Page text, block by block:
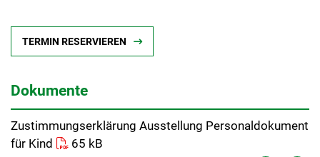
TERMIN RESERVIEREN
Dokumente
Zustimmungserklärung Ausstellung Personaldokument
für Kind
65 kB